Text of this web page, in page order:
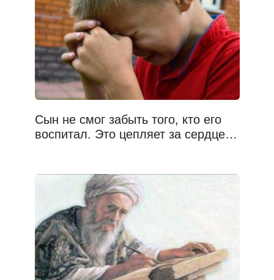
Сын не смог забыть того, кто его
воспитал. Это цепляет за сердце…